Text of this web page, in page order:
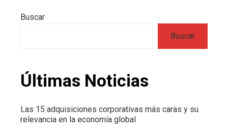
Buscar
Buscar
Últimas Noticias
Las 15 adquisiciones corporativas más caras y su
relevancia en la economía global